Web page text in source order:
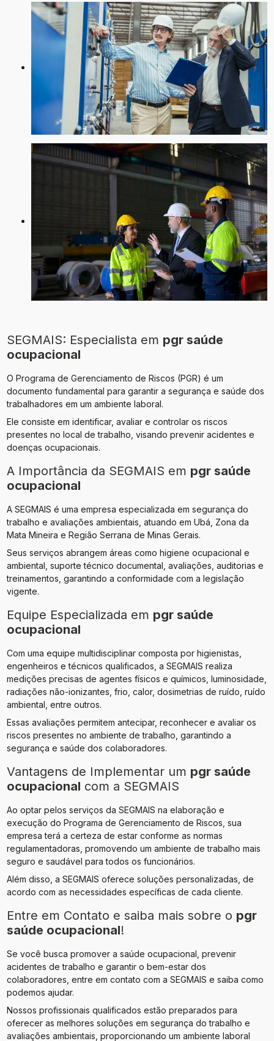
SEGMAIS: Especialista em pgr saúde
ocupacional
O Programa de Gerenciamento de Riscos (PGR) é um
documento fundamental para garantir a segurança e saúde dos
trabalhadores em um ambiente laboral.
Ele consiste em identificar, avaliar e controlar os riscos
presentes no local de trabalho, visando prevenir acidentes e
doenças ocupacionais.
A Importância da SEGMAIS em pgr saúde
ocupacional
A SEGMAIS é uma empresa especializada em segurança do
trabalho e avaliações ambientais, atuando em Ubá, Zona da
Mata Mineira e Região Serrana de Minas Gerais.
Seus serviços abrangem áreas como higiene ocupacional e
ambiental, suporte técnico documental, avaliações, auditorias e
treinamentos, garantindo a conformidade com a legislação
vigente.
Equipe Especializada em pgr saúde
ocupacional
Com uma equipe multidisciplinar composta por higienistas,
engenheiros e técnicos qualificados, a SEGMAIS realiza
medições precisas de agentes físicos e químicos, luminosidade,
radiações não-ionizantes, frio, calor, dosimetrias de ruído, ruído
ambiental, entre outros.
Essas avaliações permitem antecipar, reconhecer e avaliar os
riscos presentes no ambiente de trabalho, garantindo a
segurança e saúde dos colaboradores.
Vantagens de Implementar um pgr saúde
ocupacional com a SEGMAIS
Ao optar pelos serviços da SEGMAIS na elaboração e
execução do Programa de Gerenciamento de Riscos, sua
empresa terá a certeza de estar conforme as normas
regulamentadoras, promovendo um ambiente de trabalho mais
seguro e saudável para todos os funcionários.
Além disso, a SEGMAIS oferece soluções personalizadas, de
acordo com as necessidades específicas de cada cliente.
Entre em Contato e saiba mais sobre o pgr
saúde ocupacional!
Se você busca promover a saúde ocupacional, prevenir
acidentes de trabalho e garantir o bem-estar dos
colaboradores, entre em contato com a SEGMAIS e saiba como
podemos ajudar.
Nossos profissionais qualificados estão preparados para
oferecer as melhores soluções em segurança do trabalho e
avaliações ambientais, proporcionando um ambiente laboral